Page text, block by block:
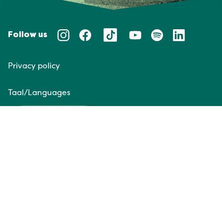
Follow us
Privacy policy
Taal/Languages